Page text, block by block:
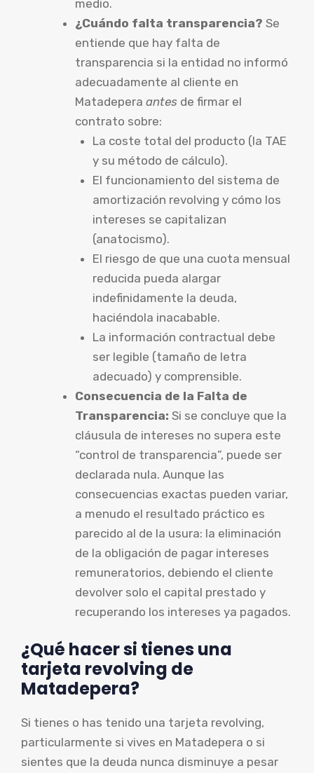
medio.
¿Cuándo falta transparencia? Se
entiende que hay falta de
transparencia si la entidad no informó
adecuadamente al cliente en
Matadepera antes de firmar el
contrato sobre:
La coste total del producto (la TAE
y su método de cálculo).
El funcionamiento del sistema de
amortización revolving y cómo los
intereses se capitalizan
(anatocismo).
El riesgo de que una cuota mensual
reducida pueda alargar
indefinidamente la deuda,
haciéndola inacabable.
La información contractual debe
ser legible (tamaño de letra
adecuado) y comprensible.
Consecuencia de la Falta de
Transparencia: Si se concluye que la
cláusula de intereses no supera este
“control de transparencia”, puede ser
declarada nula. Aunque las
consecuencias exactas pueden variar,
a menudo el resultado práctico es
parecido al de la usura: la eliminación
de la obligación de pagar intereses
remuneratorios, debiendo el cliente
devolver solo el capital prestado y
recuperando los intereses ya pagados.
¿Qué hacer si tienes una
tarjeta revolving de
Matadepera?
Si tienes o has tenido una tarjeta revolving,
particularmente si vives en Matadepera o si
sientes que la deuda nunca disminuye a pesar